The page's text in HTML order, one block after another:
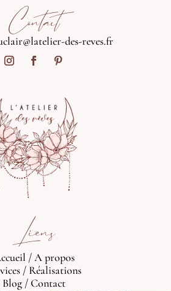
Contact
des-reves.fr
Liens
/A propos
/ Réalisations
Blog/Contact